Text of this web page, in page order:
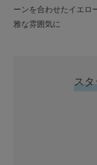
ーンを合わせたイエロ
雅な雰囲気に
スタ